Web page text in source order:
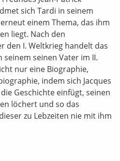
sich Tardi in seinem
erneut einem Thema, das ihm
liegt. Nach den
den I. Weltkrieg handelt das
seinen Vater im II.
nur eine Biographie,
indem sich Jacques
Geschichte einfügt, seinen
löchert und so das
zu Lebzeiten nie mit ihm